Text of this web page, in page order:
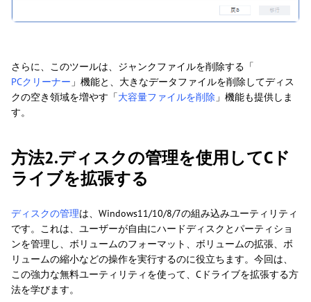
さらに、このツールは、ジャンクファイルを削除する「
PCクリーナー 」機能と、大きなデータファイルを削除してディス
クの空き領域を増やす「大容量ファイルを削除 」機能も提供しま
す。
方法2.ディスクの管理を使用してCド
ライブを拡張する
ディスクの管理は、Windows11/10/8/7の組み込みユーティリティ
です。これは、ユーザーが自由にハードディスクとパーティショ
ンを管理し、ボリュームのフォーマット、ボリュームの拡張、ボ
リュームの縮小などの操作を実行するのに役立ちます。今回は、
この強力な無料ユーティリティを使って、Cドライブを拡張する方
法を学びます。